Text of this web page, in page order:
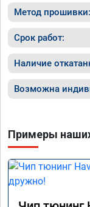
Метод прошивки:
Срок работ:
Наличие
Возможна
Примеры